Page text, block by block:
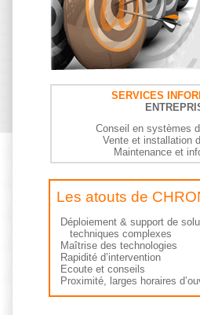
SERVICES
Conseil en systèmes
Vente et installation
Maintenance et
Les atouts de
Déploiement & support de
techniques complexes
Maîtrise des technologies
Rapidité d’intervention
Ecoute et conseils
Proximité, larges horaires